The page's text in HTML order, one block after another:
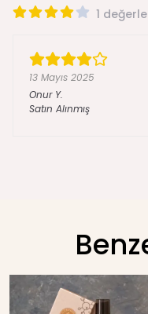
1
13 Mayıs 2025
Onur Y.
Satın Alınmış